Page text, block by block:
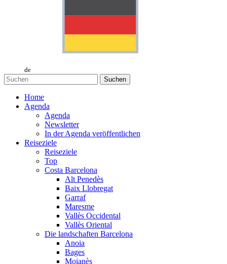
de
Suchen
Home
Agenda
Agenda
Newsletter
In der Agenda veröffentlichen
Reiseziele
Reiseziele
Top
Costa Barcelona
Alt Penedès
Baix Llobregat
Garraf
Maresme
Vallès Occidental
Vallès Oriental
Die landschaften Barcelona
Anoia
Bages
Moianès